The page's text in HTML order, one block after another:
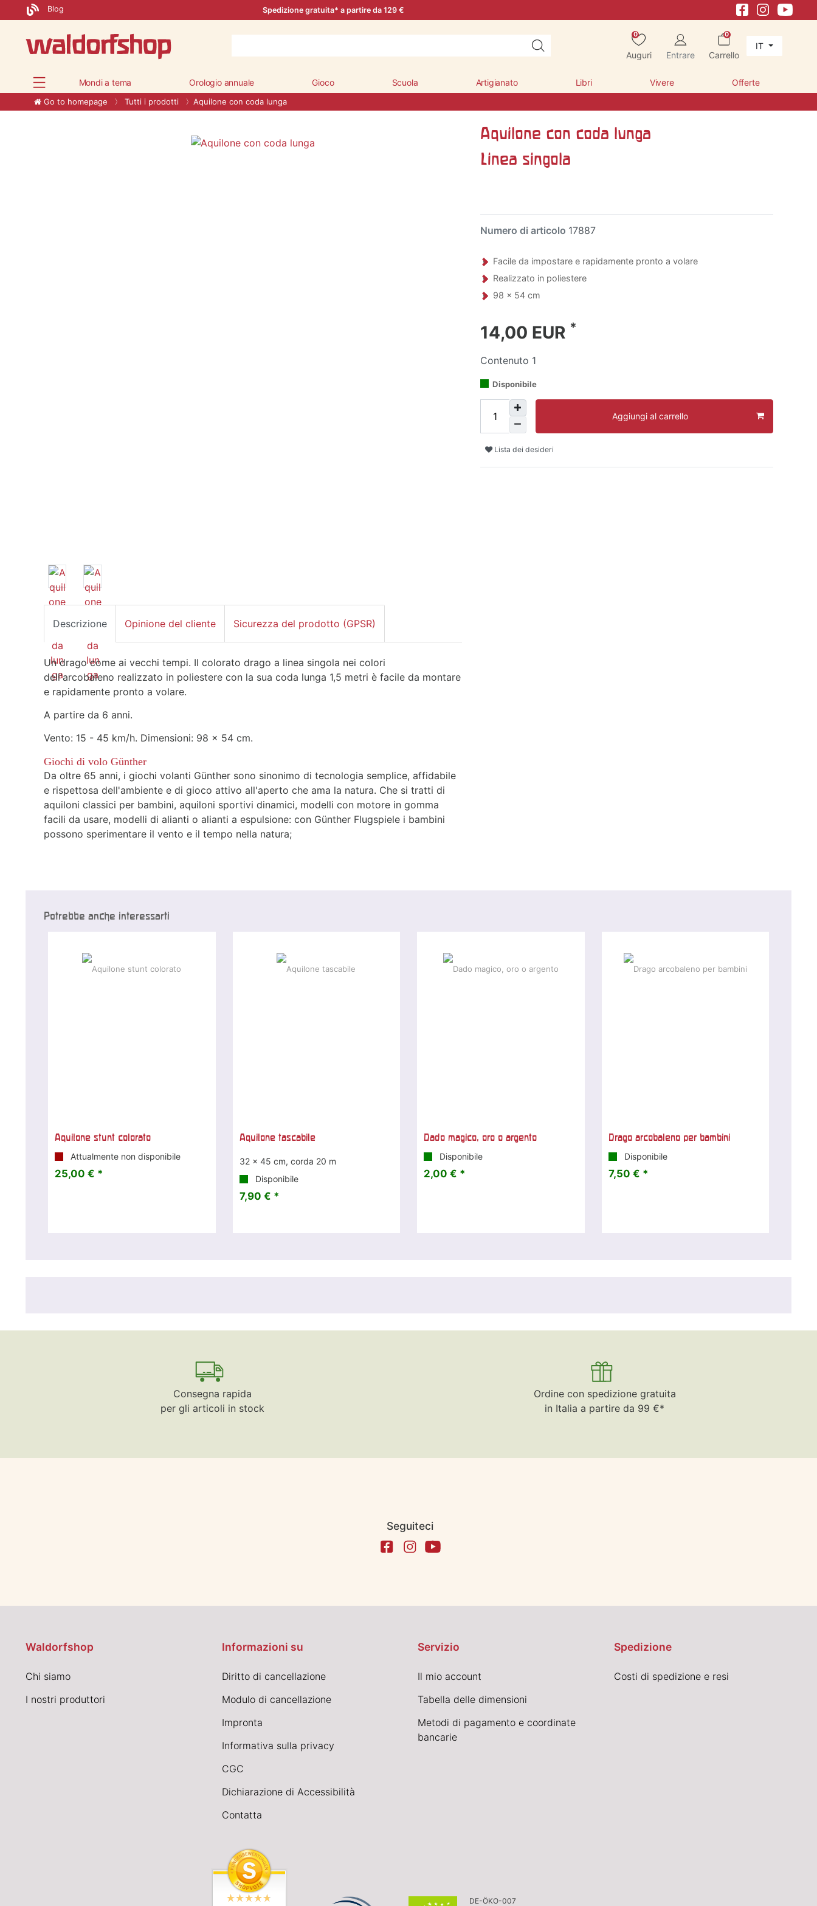
Blog Spedizione gratuita* a partire da 129 €
0
Auguri Entrare
0
Carrello
IT
Mondi a tema Orologio annuale Gioco Scuola Artigianato Libri Vivere Offerte
Go to homepage Tutti i prodotti Aquilone con coda lunga
Aquilone con coda lunga
Linea singola
Numero di articolo 17887
Facile da impostare e rapidamente pronto a volare
Realizzato in poliestere
98 x 54 cm
14,00 EUR *
Contenuto 1
Disponibile
Aggiungi al carrello
Lista dei desideri
Descrizione Opinione del cliente Sicurezza del prodotto (GPSR)
Un drago come ai vecchi tempi. Il colorato drago a linea singola nei colori
dell'arcobaleno realizzato in poliestere con la sua coda lunga 1,5 metri è facile da montare
e rapidamente pronto a volare.
A partire da 6 anni.
Vento: 15 - 45 km/h. Dimensioni: 98 x 54 cm.
Giochi di volo Günther
Da oltre 65 anni, i giochi volanti Günther sono sinonimo di tecnologia semplice, affidabile
e rispettosa dell'ambiente e di gioco attivo all'aperto che ama la natura. Che si tratti di
aquiloni classici per bambini, aquiloni sportivi dinamici, modelli con motore in gomma
facili da usare, modelli di alianti o alianti a espulsione: con Günther Flugspiele i bambini
possono sperimentare il vento e il tempo nella natura;
Potrebbe anche interessarti
Aquilone stunt colorato
Attualmente non disponibile
25,00 € *
Aquilone tascabile
32 x 45 cm, corda 20 m
Disponibile
7,90 € *
Dado magico, oro o argento
Disponibile
2,00 € *
Drago arcobaleno per bambini
Disponibile
7,50 € *
Consegna rapida
per gli articoli in stock
Ordine con spedizione gratuita
in Italia a partire da 99 €*
Seguiteci
Waldorfshop
Chi siamo
I nostri produttori
Informazioni su
Diritto di cancellazione
Modulo di cancellazione
Impronta
Informativa sulla privacy
CGC
Dichiarazione di Accessibilità
Contatta
Servizio
Il mio account
Tabella delle dimensioni
Metodi di pagamento e coordinate
bancarie
Spedizione
Costi di spedizione e resi
DE-ÖKO-007